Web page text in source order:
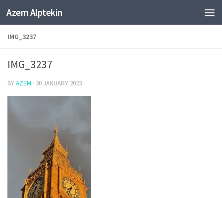
Skip to content
Azem Alptekin
IMG_3237
IMG_3237
BYAZEM · 30 JANUARY 2023